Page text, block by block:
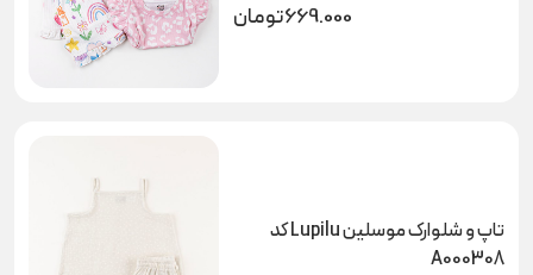
669.000تومان
تاپ و شلوارک موسلین Lupilu کد
A000308